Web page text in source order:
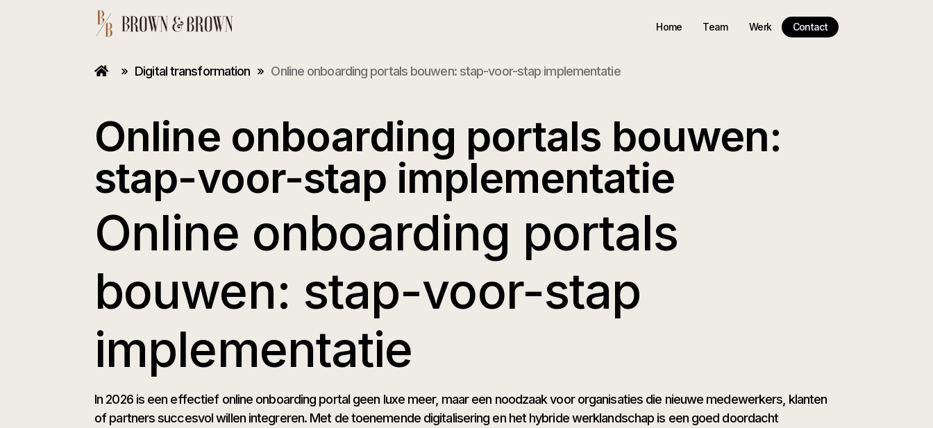
Home Team Werk Contact
» Digital transformation » Online onboarding portals bouwen: stap-voor-stap implementatie
Online onboarding portals bouwen:
stap-voor-stap implementatie
Online onboarding portals
bouwen: stap-voor-stap
implementatie
In 2026 is een effectief online onboarding portal geen luxe meer, maar een noodzaak voor organisaties die nieuwe medewerkers, klanten
of partners succesvol willen integreren. Met de toenemende digitalisering en het hybride werklandschap is een goed doordacht